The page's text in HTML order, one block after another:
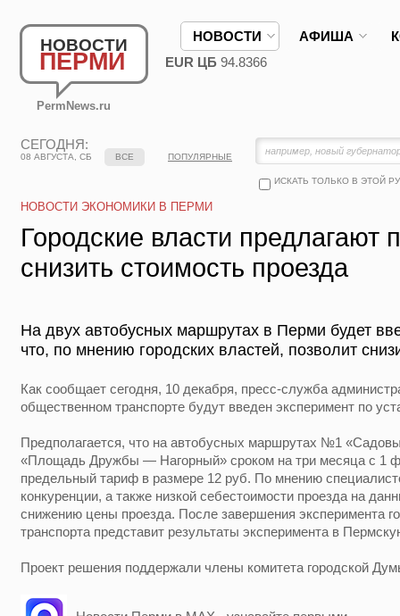
НОВОСТИ
ПЕРМИ
PermNews.ru
НОВОСТИ АФИША
EUR ЦБ 94.8366
СЕГОДНЯ:
08 АВГУСТА, СБ
ИСКАТЬ ТОЛЬКО В ЭТОЙ
ВСЕ ПОПУЛЯРНЫЕ
НОВОСТИ ЭКОНОМИКИ В ПЕРМИ
Городские власти предлагают
снизить стоимость проезда
На двух автобусных маршрутах в Перми будет
что, по мнению городских властей, позволит
Как сообщает сегодня, 10 декабря, пресс-служба
общественном транспорте будут введен эксперимент по
Предполагается, что на автобусных маршрутах №1
«Площадь Дружбы — Нагорный» сроком на три месяца с 1
предельный тариф в размере 12 руб. По мнению
конкуренции, а также низкой себестоимости проезда на
снижению цены проезда. После завершения эксперимента
транспорта представит результаты эксперимента в
Проект решения поддержали члены комитета городской